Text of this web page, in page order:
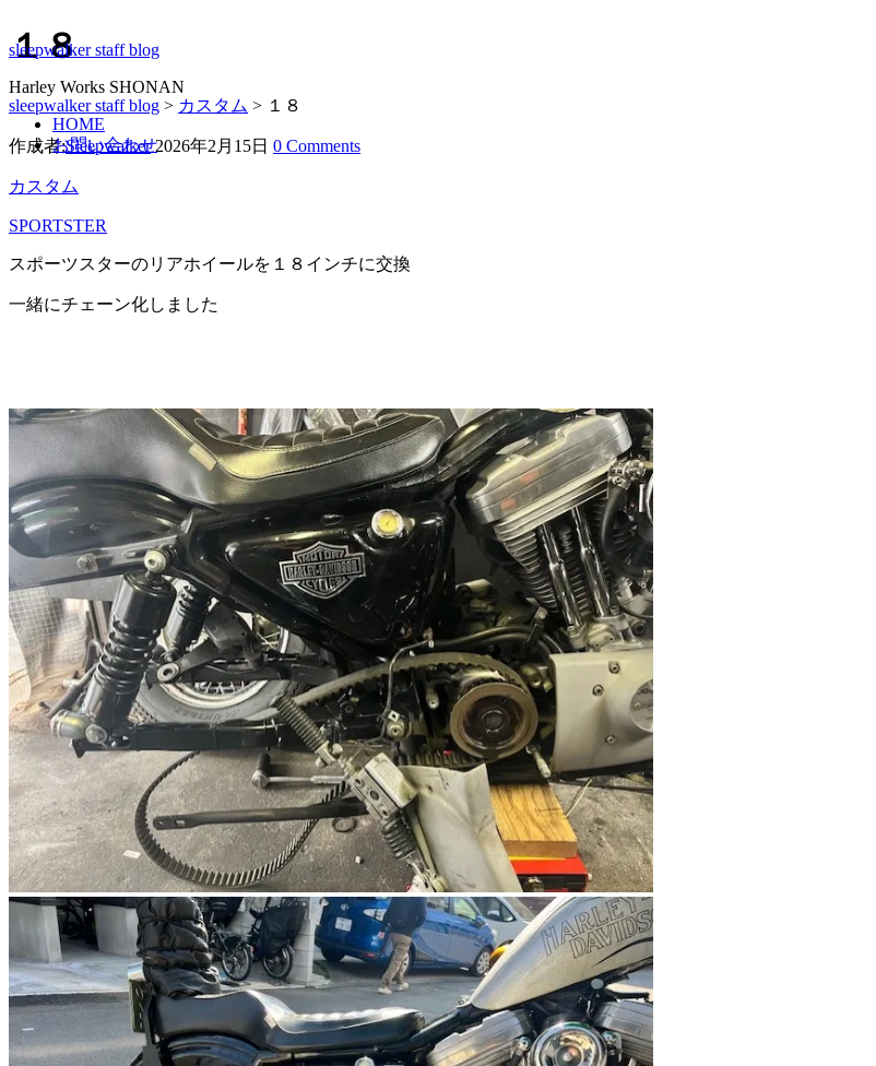
sleepwalker staff blog
Harley Works SHONAN
HOME
お問い合わせ
１８
sleepwalker staff blog > カスタム > １８
作成者:Sleepwalker 2026年2月15日 0 Comments
カスタム
SPORTSTER
スポーツスターのリアホイールを１８インチに交換
一緒にチェーン化しました